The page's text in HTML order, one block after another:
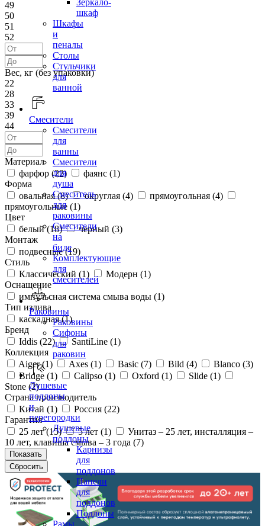
Зеркало-
шкаф
Шкафы
и
пеналы
Столы
Стульчики
для
ванной
Смесители
Смесители
для
ванны
Смесители
для
душа
Смеситель
для
раковины
Смесители
на
биде
Комплектующие
для
смесителей
Раковины
Раковины
Сифоны
для
раковин
Душевые
поддоны
и
перегородки
Душевые
поддоны
Карнизы
для
поддонов
Панели
для
поддонов
Поддоны
49
50
51
52
Вес, кг (без упаковки)
22
28
33
39
44
Материал
фарфор (22) фаянс (1)
Форма
овальная (8) округлая (4) прямоугольная (4)
прямоугольные (1)
Цвет
белый (18) черный (3)
Монтаж
подвесные (19)
Стиль
Классический (1) Модерн (1)
Оснащение
импульсная система смыва воды (1)
Тип излива
каскадная (1)
Бренд
Iddis (22) SantiLine (1)
Коллекция
Aiger (1) Axes (1) Basic (7) Bild (4) Blanco (3)
Bridge (1) Calipso (1) Oxford (1) Slide (1)
Stone (2)
Страна производитель
Китай (1) Россия (22)
Гарантия
25 лет (15) 5 лет (1)
Унитаз – 25 лет, инсталляция –
10 лет, клавиша смыва – 3 года (7)